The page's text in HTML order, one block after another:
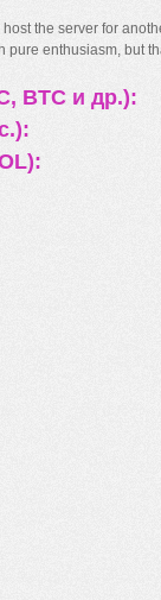
the server for
pure enthusiasm, but
BTC и др.):